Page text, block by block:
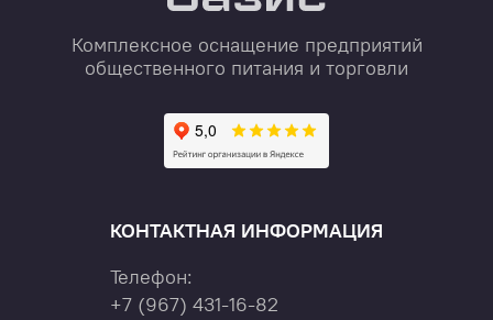
Комплексное оснащение предприятий
общественного питания и торговли
КОНТАКТНАЯ ИНФОРМАЦИЯ
Телефон:
+7 (967) 431-16-82